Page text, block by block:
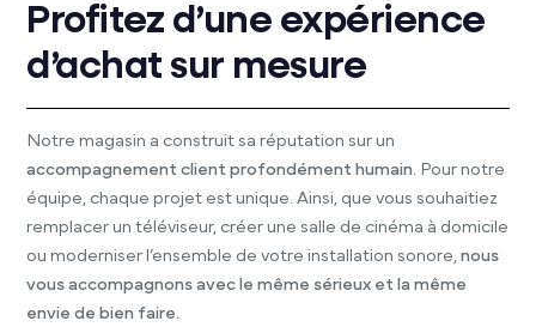
Profitez d’une expérience
d’achat sur mesure
Notre magasin a construit sa réputation sur un
accompagnement client profondément humain . Pour notre
équipe, chaque projet est unique. Ainsi, que vous souhaitiez
remplacer un téléviseur, créer une salle de cinéma à domicile
ou moderniser l’ensemble de votre installation sonore,nous
vous accompagnons avec le même sérieux et la même
envie de bien faire.